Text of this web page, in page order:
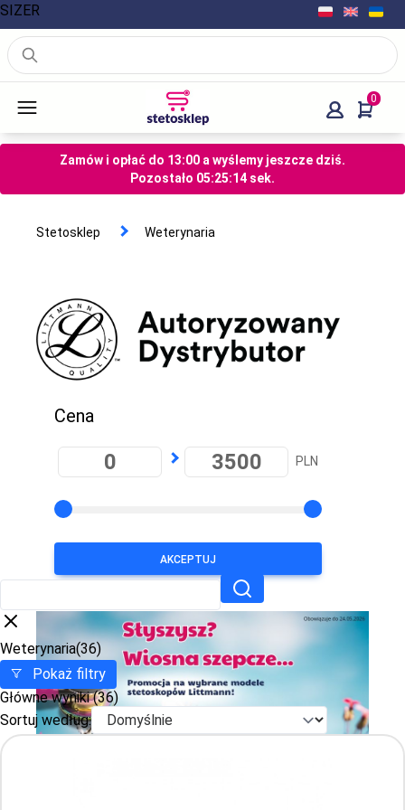
0
Zamów i opłać do 13:00 a wyślemy jeszcze dziś.
Pozostało 05:25:13 sek.
Stetosklep Weterynaria
Cena
PLN
AKCEPTUJ
SIZER
Weterynaria(36)
Pokaż filtry
Główne wyniki(36)
Sortuj według: